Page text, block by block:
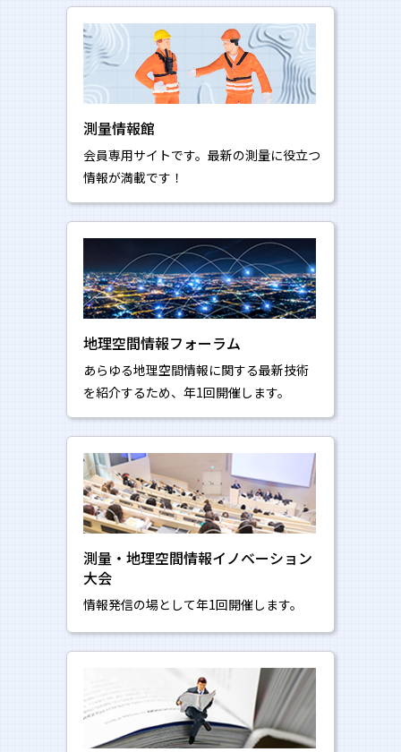
測量情報館
会員専用サイトです。最新の測量に役立つ
情報が満載です！
地理空間情報フォーラム
あらゆる地理空間情報に関する最新技術
を紹介するため、年1回開催します。
測量・地理空間情報イノベーション
大会
情報発信の場として年1回開催します。